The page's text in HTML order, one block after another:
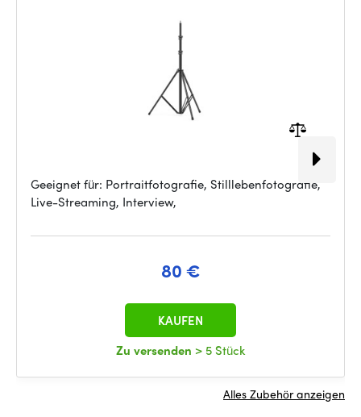
Geeignet für: Portraitfotografie, Stilllebenfotografie,
Live-Streaming, Interview,
80 €
Zu versenden > 5 Stück
KAUFEN
Alles Zubehör anzeigen